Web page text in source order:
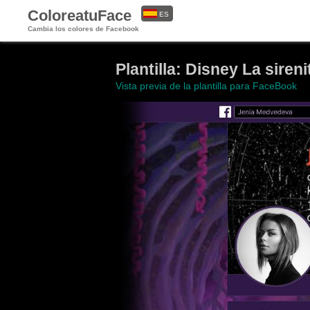
ColoreatuFace
Cambia los colores de Facebook
ES
Plantilla: Disney La
Vista previa de la plantilla para FaceBook